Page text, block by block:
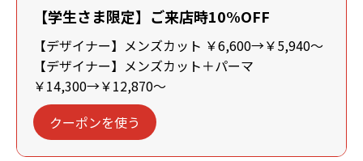
【学生さま限定】ご来店時10%OFF
【デザイナー】メンズカット ￥6,600→￥5,940～
【デザイナー】メンズカット＋パーマ
￥14,300→￥12,870～
クーポンを使う